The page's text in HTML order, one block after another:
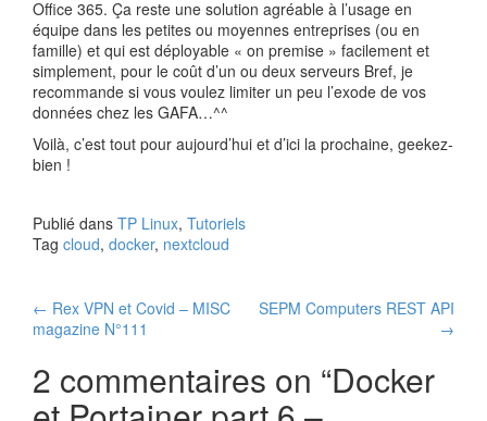
Office 365. Ça reste une solution agréable à l’usage en
équipe dans les petites ou moyennes entreprises (ou en
famille) et qui est déployable « on premise » facilement et
simplement, pour le coût d’un ou deux serveurs Bref, je
recommande si vous voulez limiter un peu l’exode de vos
données chez les GAFA…^^
Voilà, c’est tout pour aujourd’hui et d’ici la prochaine, geekez-
bien !
Publié dans TP Linux, Tutoriels
Tag cloud, docker, nextcloud
Navigation
des
articles
← Rex VPN et Covid – MISC
magazine N°111
SEPM Computers REST API
→
2 commentaires on “Docker